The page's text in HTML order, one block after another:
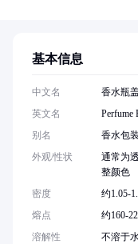
基本信息
中文名
香水瓶
英文名
Perfume
别名
香水包
外观/性状
通常为
整颜色
密度
约1.05-
熔点
约160-
溶解性
不溶于